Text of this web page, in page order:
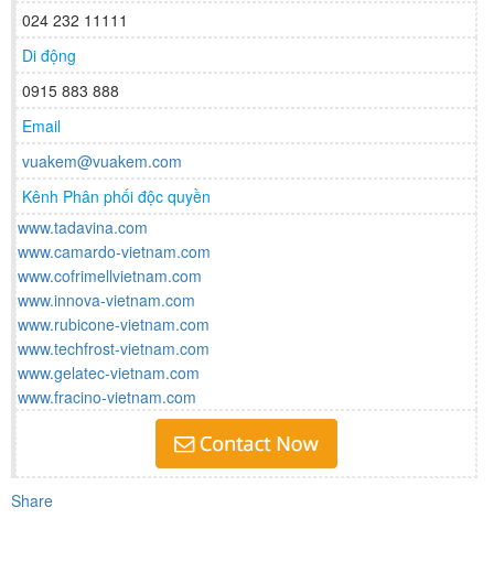
024 232 11111
Di động
0915 883 888
Email
vuakem@vuakem.com
Kênh Phân phối độc quyền
www.tadavina.com
www.camardo-vietnam.com
www.cofrimellvietnam.com
www.innova-vietnam.com
www.rubicone-vietnam.com
www.techfrost-vietnam.com
www.gelatec-vietnam.com
www.fracino-vietnam.com
Share